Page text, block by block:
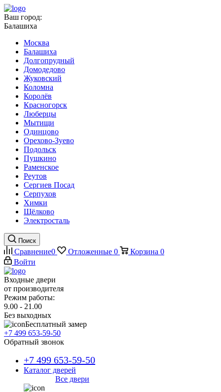
Ваш город:
Балашиха
Москва
Балашиха
Долгопрудный
Домодедово
Жуковский
Коломна
Королёв
Красногорск
Люберцы
Мытищи
Одинцово
Орехово-Зуево
Подольск
Пушкино
Раменское
Реутов
Сергиев Посад
Серпухов
Химки
Щёлково
Электросталь
Поиск
Сравнение0 Отложенные 0 Корзина 0
Войти
Входные двери
от производителя
Режим работы:
9.00 - 21.00
Без выходных
Бесплатный замер
+7 499 653-59-50
Обратный звонок
+7 499 653-59-50
Каталог дверей
Все двери